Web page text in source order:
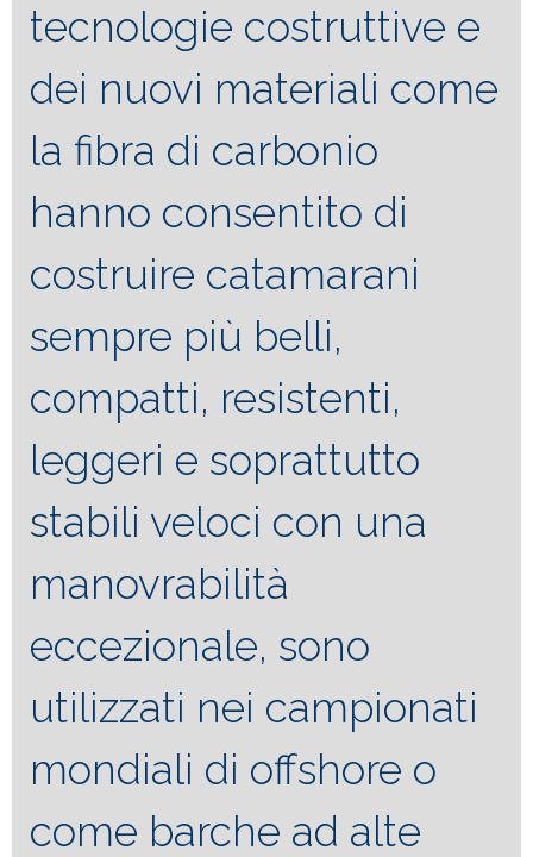
tecnologie costruttive e
dei nuovi materiali come
la fibra di carbonio
hanno consentito di
costruire catamarani
sempre più belli,
compatti, resistenti,
leggeri e soprattutto
stabili veloci con una
manovrabilità
eccezionale, sono
utilizzati nei campionati
mondiali di offshore o
come barche ad alte